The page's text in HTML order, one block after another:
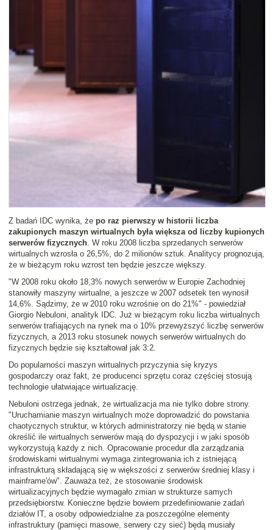
Z badań IDC wynika, że po raz pierwszy w historii liczba
zakupionych maszyn wirtualnych była większa od liczby kupionych
serwerów fizycznych. W roku 2008 liczba sprzedanych serwerów
wirtualnych wzrosła o 26,5%, do 2 milionów sztuk. Analitycy prognozują,
że w bieżącym roku wzrost ten będzie jeszcze większy.
"W 2008 roku około 18,3% nowych serwerów w Europie Zachodniej
stanowiły maszyny wirtualne, a jeszcze w 2007 odsetek ten wynosił
14,6%. Sądzimy, że w 2010 roku wzrośnie on do 21%" - powiedział
Giorgio Nebuloni, analityk IDC. Już w bieżącym roku liczba wirtualnych
serwerów trafiających na rynek ma o 10% przewyższyć liczbę serwerów
fizycznych, a 2013 roku stosunek nowych serwerów wirtualnych do
fizycznych będzie się kształtował jak 3:2.
Do popularności maszyn wirtualnych przyczynia się kryzys
gospodarczy oraz fakt, że producenci sprzętu coraz częściej stosują
technologie ułatwiające wirtualizację.
Nebuloni ostrzega jednak, że wirtualizacja ma nie tylko dobre strony.
"Uruchamianie maszyn wirtualnych może doprowadzić do powstania
chaotycznych struktur, w których administratorzy nie będą w stanie
określić ile wirtualnych serwerów mają do dyspozycji i w jaki sposób
wykorzystują każdy z nich. Opracowanie procedur dla zarządzania
środowiskami wirtualnymi wymaga zintegrowania ich z istniejącą
infrastrukturą składającą się w większości z serwerów średniej klasy i
mainframe'ów". Zauważa też, że stosowanie środowisk
wirtualizacyjnych będzie wymagało zmian w strukturze samych
przedsiębiorstw. Konieczne będzie bowiem przedefiniowanie zadań
działów IT, a osoby odpowiedzialne za poszczególne elementy
infrastruktury (pamięci masowe, serwery czy sieć) będą musiały